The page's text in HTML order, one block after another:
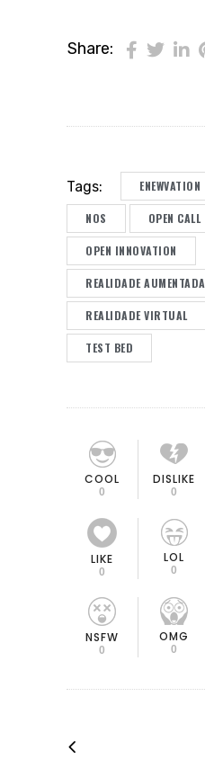
Share:
Tags: ENEWVATION
NOS OPEN CALL
OPEN INNOVATION
REALIDADE AUMENTADA
REALIDADE VIRTUAL
TEST BED
COOL
0
DISLIKE
0
LIKE
0
LOL
0
NSFW
0
OMG
0